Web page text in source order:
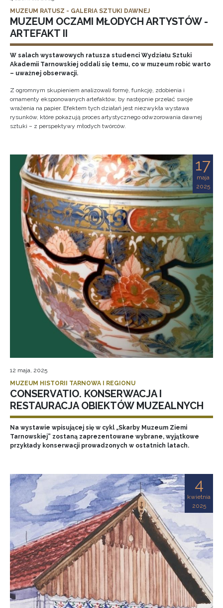
MUZEUM RATUSZ - GALERIA SZTUKI DAWNEJ
MUZEUM OCZAMI MŁODYCH ARTYSTÓW -
ARTEFAKT II
W salach wystawowych ratusza studenci Wydziału Sztuki
Akademii Tarnowskiej oddali się temu, co w muzeum robić warto
– uważnej obserwacji.
Z ogromnym skupieniem analizowali formę, funkcję, zdobienia i
ornamenty eksponowanych artefaktów, by następnie przelać swoje
wrażenia na papier. Efektem tych działań jest niezwykła wystawa
rysunków, które pokazują proces artystycznego odwzorowania dawnej
sztuki – z perspektywy młodych twórców.
17
maja
2025
12 maja, 2025
MUZEUM HISTORII TARNOWA I REGIONU
CONSERVATIO. KONSERWACJA I
RESTAURACJA OBIEKTÓW MUZEALNYCH
Na wystawie wpisującej się w cykl „Skarby Muzeum Ziemi
Tarnowskiej” zostaną zaprezentowane wybrane, wyjątkowe
przykłady konserwacji prowadzonych w ostatnich latach.
4
kwietnia
2025